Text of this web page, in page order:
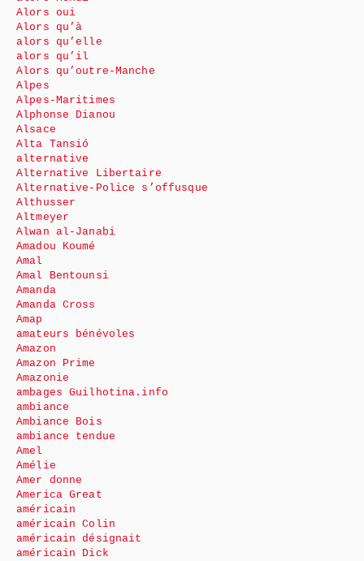
Alors oui
Alors qu’à
alors qu’elle
alors qu’il
Alors qu’outre-Manche
Alpes
Alpes-Maritimes
Alphonse Dianou
Alsace
Alta Tansió
alternative
Alternative Libertaire
Alternative-Police s’offusque
Althusser
Altmeyer
Alwan al-Janabi
Amadou Koumé
Amal
Amal Bentounsi
Amanda
Amanda Cross
Amap
amateurs bénévoles
Amazon
Amazon Prime
Amazonie
ambages Guilhotina.info
ambiance
Ambiance Bois
ambiance tendue
Amel
Amélie
Amer donne
America Great
américain
américain Colin
américain désignait
américain Dick